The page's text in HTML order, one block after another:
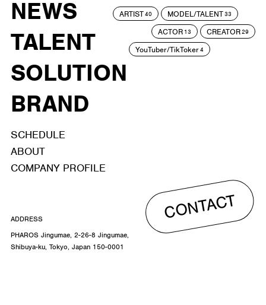
NEWS
TALENT
SOLUTION
BRAND
ARTIST40 MODEL/TALENT33
ACTOR 13 CREATOR29
YouTuber/TikToker4
SCHEDULE
ABOUT
COMPANY PROFILE
CONTACT
ADDRESS
PHAROS Jingumae, 2-26-8 Jingumae,
Shibuya-ku, Tokyo, Japan 150-0001